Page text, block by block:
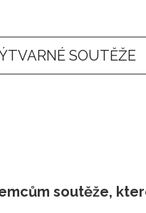
SOUTĚŽE
soutěže,